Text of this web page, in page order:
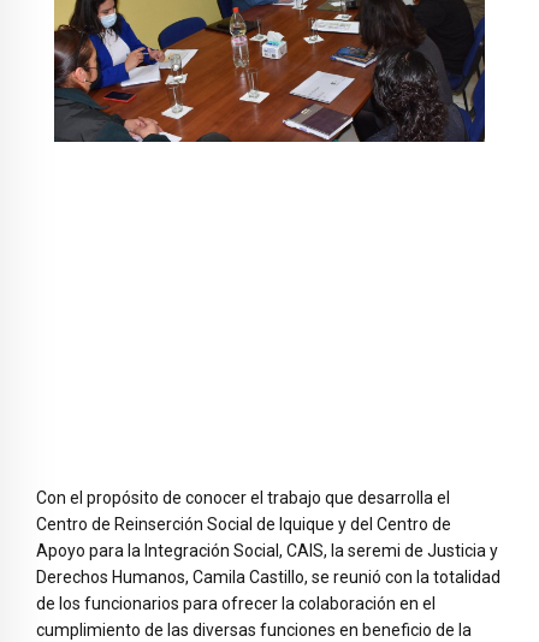
Con el propósito de conocer el trabajo que desarrolla el
Centro de Reinserción Social de Iquique y del Centro de
Apoyo para la Integración Social, CAIS, la seremi de Justicia y
Derechos Humanos, Camila Castillo, se reunió con la totalidad
de los funcionarios para ofrecer la colaboración en el
cumplimiento de las diversas funciones en beneficio de la